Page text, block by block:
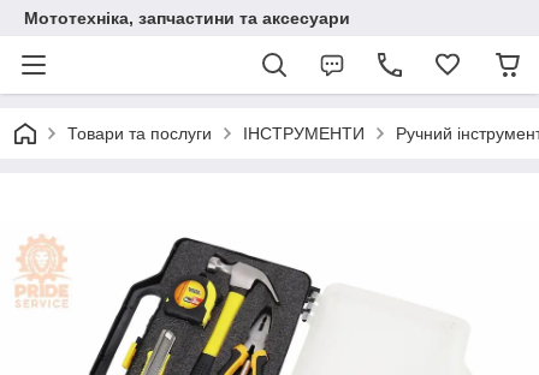
Мототехніка, запчастини та аксесуари
Товари та послуги ІНСТРУМЕНТИ Ручний